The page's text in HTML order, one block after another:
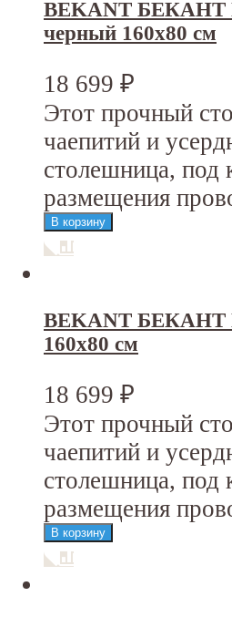
BEKANT БЕКАНТ
черный 160x80 см
18 699 ₽
Этот прочный
чаепитий и
столешница, под
размещения
BEKANT БЕКАНТ
160x80 см
18 699 ₽
Этот прочный
чаепитий и
столешница, под
размещения